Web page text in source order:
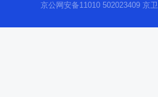
京公网安备11010 502023409 京